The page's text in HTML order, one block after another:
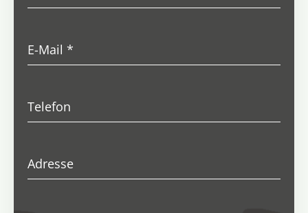
E-Mail*
Telefon
Adresse